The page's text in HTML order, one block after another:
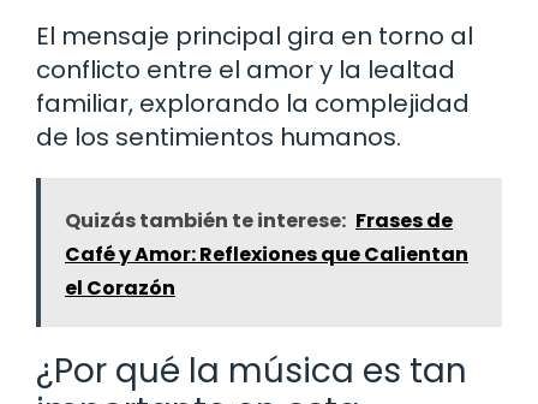
El mensaje principal gira en torno al
conflicto entre el amor y la lealtad
familiar, explorando la complejidad
de los sentimientos humanos.
Quizás también te interese: Frases de
Café y Amor: Reflexiones que Calientan
el Corazón
¿Por qué la música es tan